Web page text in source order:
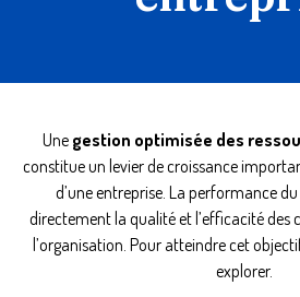
Une gestion optimisée des
constitue un levier de croissance
d’une entreprise. La performance
directement la qualité et l’efficacité des
l’organisation. Pour atteindre cet
explorer.